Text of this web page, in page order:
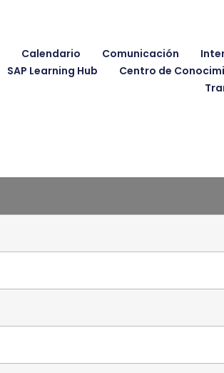
Calendario Comunicación
SAP Learning Hub
Centro de